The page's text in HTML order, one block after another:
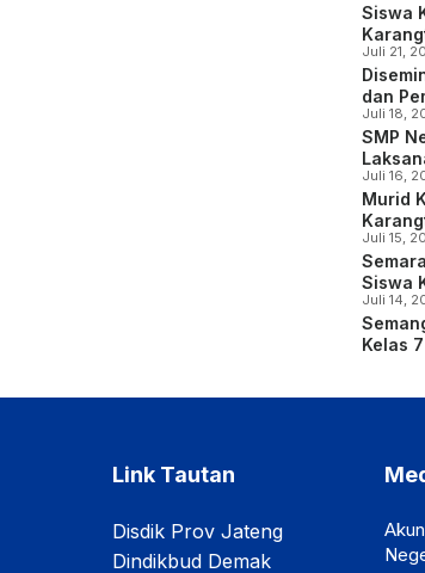
Siswa
dan
Juli 21,
dan
Juli 18,
SMP
bagi
Juli 16,
Murid
Poster
Juli 15,
Siswa
Juli 14,
Kelas
Link Tautan
Disdik Prov Jateng
Dindikbud Demak